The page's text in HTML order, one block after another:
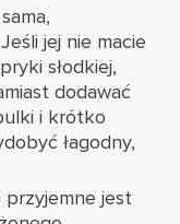
Jeśli jej nie macie
słodkiej,
dodawać
i krótko
łagodny,
jest